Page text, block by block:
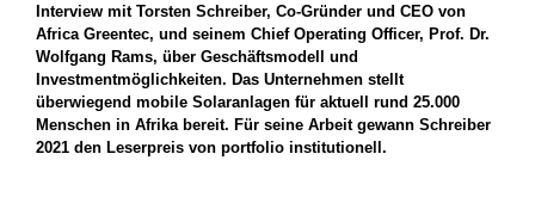
Interview mit Torsten Schreiber, Co-Gründer und CEO von
Africa Greentec, und seinem Chief Operating Officer, Prof. Dr.
Wolfgang Rams, über Geschäftsmodell und
Investmentmöglichkeiten. Das Unternehmen stellt
überwiegend mobile Solaranlagen für aktuell rund 25.000
Menschen in Afrika bereit. Für seine Arbeit gewann Schreiber
2021 den Leserpreis von portfolio institutionell.